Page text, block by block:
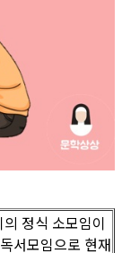
정식 소모임이
서모임으로 현재